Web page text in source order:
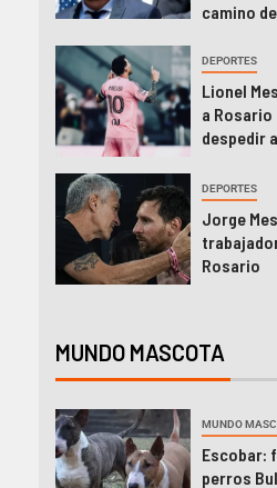
camino
DEPORTES
Lionel
a Rosario
despedir
DEPORTES
Jorge
Rosario
MUNDO MASCOTA
MUNDO
Escobar:
perros